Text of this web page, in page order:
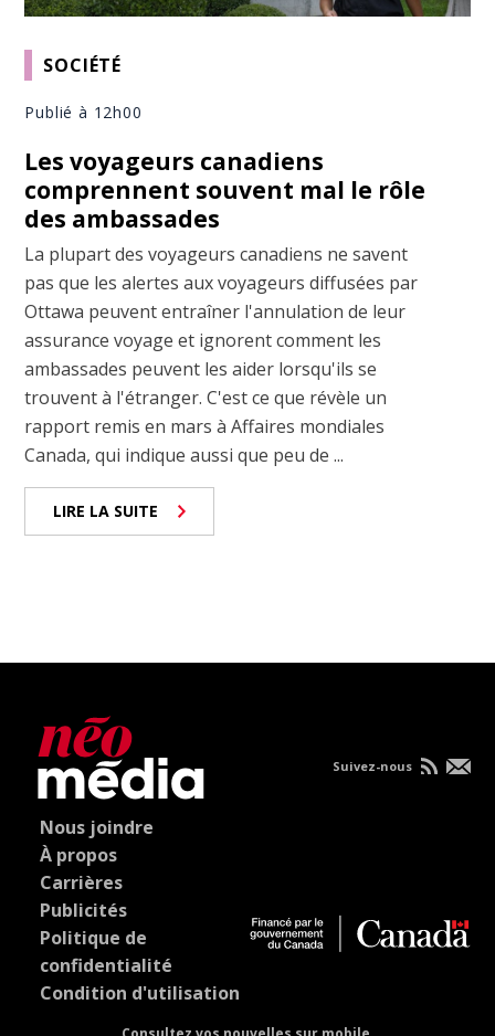
SOCIÉTÉ
Publié à 12h00
Les voyageurs canadiens
comprennent souvent mal le rôle
des ambassades
La plupart des voyageurs canadiens ne savent
pas que les alertes aux voyageurs diffusées par
Ottawa peuvent entraîner l'annulation de leur
assurance voyage et ignorent comment les
ambassades peuvent les aider lorsqu'ils se
trouvent à l'étranger. C'est ce que révèle un
rapport remis en mars à Affaires mondiales
Canada, qui indique aussi que peu de ...
LIRE LA SUITE
Nous joindre
À propos
Carrières
Publicités
Politique de
confidentialité
Condition d'utilisation
Suivez-nous